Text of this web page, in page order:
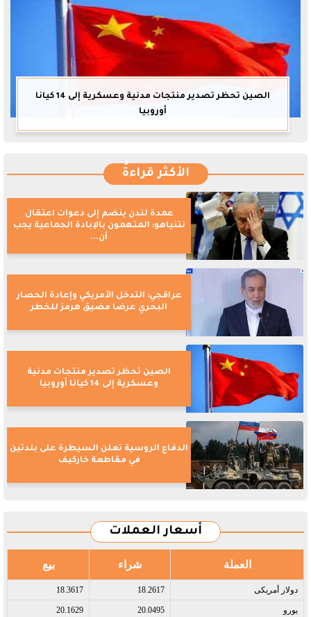
الصين تحظر تصدير منتجات مدنية وعسكرية إلى 14 كيانا
أوروبيا
الأكثر قراءةً
عمدة لندن ينضم إلى دعوات اعتقال
نتنياهو: المتهمون بالإبادة الجماعية يجب
أن...
عراقجي: التدخل الأمريكي وإعادة الحصار
البحري عرضا مضيق هرمز للخطر
الصين تحظر تصدير منتجات مدنية
وعسكرية إلى 14 كيانا أوروبيا
الدفاع الروسية تعلن السيطرة على بلدتين
في مقاطعة خاركيف
أسعار العملات
العملة شراء بيع
دولار أمريكى​ 18.2617
18.3617
يورو​ 20.0495
20.1629